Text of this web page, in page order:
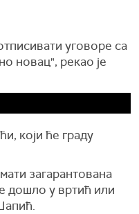
уговоре са
новац", рекао је
који ће граду
загарантована
дошло у вртић или